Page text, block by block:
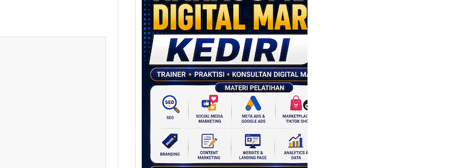
Narasumber
Digital Marketing
Kediri: Membangun
Strategi
Pemasaran
Berbasis Data
untuk Bisnis yang
Bertumbuh
Digital marketing telah
mengubah cara bisnis
berkembang. Dulu,
promosi banyak…